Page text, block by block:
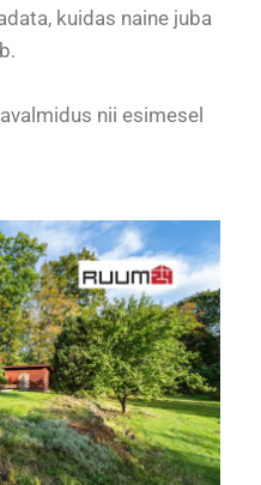
kuidas naine juba
nii esimesel